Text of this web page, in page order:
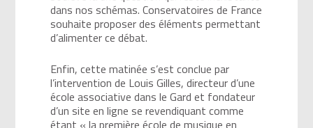
dans nos schémas. Conservatoires de France
souhaite proposer des éléments permettant
d’alimenter ce débat.
Enfin, cette matinée s’est conclue par
l’intervention de Louis Gilles, directeur d’une
école associative dans le Gard et fondateur
d’un site en ligne se revendiquant comme
étant « la première école de musique en